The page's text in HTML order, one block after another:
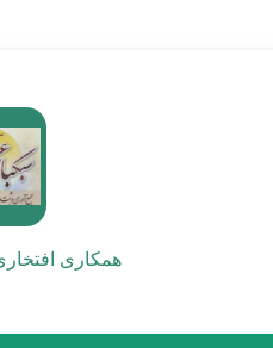
همکاری